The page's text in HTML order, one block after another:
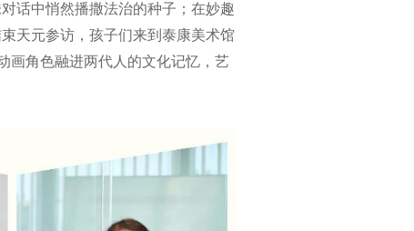
话中悄然播撒法治的种子；在妙趣
天元参访，孩子们来到泰康美术馆
画角色融进两代人的文化记忆，艺